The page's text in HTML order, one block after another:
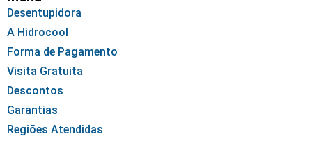
Desentupidora
A Hidrocool
Forma de Pagamento
Visita Gratuita
Descontos
Garantias
Regiões Atendidas